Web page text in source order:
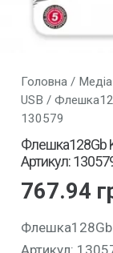
Головна/
USB /
130579
Флешка128Gb
Артикул:
767.94
Флешка128Gb
Артикул: